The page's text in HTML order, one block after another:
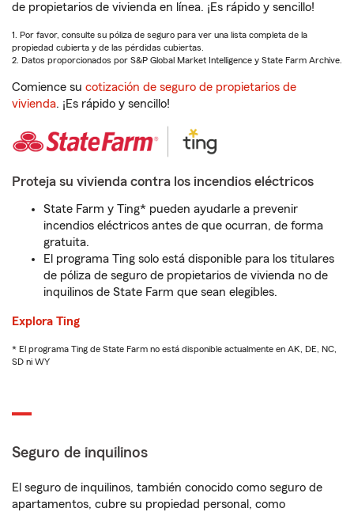
de propietarios de vivienda en línea. ¡Es rápido y sencillo!
1. Por favor, consulte su póliza de seguro para ver una lista completa de la
propiedad cubierta y de las pérdidas cubiertas.
2. Datos proporcionados por S&P Global Market Intelligence y State Farm Archive.
Comience su cotización de seguro de propietarios de
vivienda. ¡Es rápido y sencillo!
Proteja su vivienda contra los incendios eléctricos
State Farm y Ting* pueden ayudarle a prevenir
incendios eléctricos antes de que ocurran, de forma
gratuita.
El programa Ting solo está disponible para los titulares
de póliza de seguro de propietarios de vivienda no de
inquilinos de State Farm que sean elegibles.
Explora Ting
* El programa Ting de State Farm no está disponible actualmente en AK, DE, NC,
SD ni WY
Seguro de inquilinos
El seguro de inquilinos, también conocido como seguro de
apartamentos, cubre su propiedad personal, como